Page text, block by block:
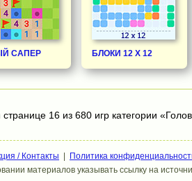
САПЕР БЛОКИ 12 Х 12
странице 16 из 680 игр категории
/ Контакты | Политика
материалов указывать ссылку на